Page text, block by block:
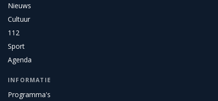
Nieuws
Cultuur
112
Sport
Agenda
INFORMATIE
Programma's